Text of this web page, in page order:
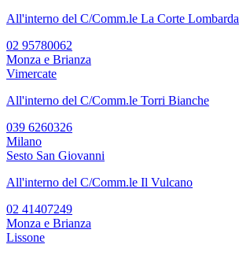
All'interno del C/Comm.le La Corte Lombarda
02 95780062
Monza e Brianza
Vimercate
All'interno del C/Comm.le Torri Bianche
039 6260326
Milano
Sesto San Giovanni
All'interno del C/Comm.le Il Vulcano
02 41407249
Monza e Brianza
Lissone